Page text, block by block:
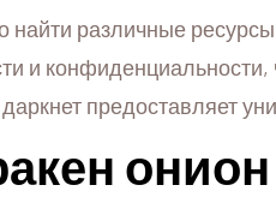
различные
и конфиденциальности,
предоставляет
онион